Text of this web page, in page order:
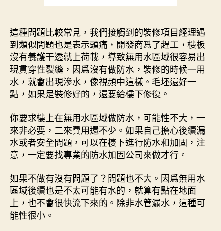
這種問題比較常見，我們接觸到的裝修項目經理遇
到類似問題也是表示頭痛，開發商爲了趕工，樓板
沒有養護干透就上荷載，導致無用水區域很容易出
現貫穿性裂縫，因爲沒有做防水，裝修的時候一用
水，就會出現滲水，像視頻中這樣。毛坯還好一
點，如果是裝修好的，還要給樓下修復。
你要求樓上在無用水區域做防水，可能性不大，一
來非必要，二來費用還不少。如果自己擔心後續漏
水或者安全問題，可以在樓下進行防水和加固，注
意，一定要找專業的防水加固公司來做才行。
如果不做有沒有問題了？問題也不大。因爲無用水
區域後續也是不太可能有水的，就算有點在地面
上，也不會很快流下來的。除非水管漏水，這種可
能性很小。